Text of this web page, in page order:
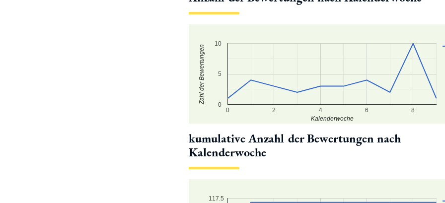
0 2 4 6 8
0
5
10
Kalenderwoche
Zahl der Bewertungen
kumulative Anzahl der Bewertungen nach
Kalenderwoche
117.5